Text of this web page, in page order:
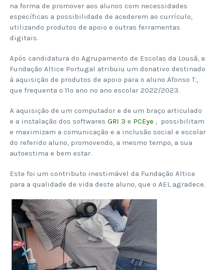
na forma de promover aos alunos com necessidades
específicas a possibilidade de acederem ao currículo,
utilizando produtos de apoio e outras ferramentas
digitais.
Após candidatura do Agrupamento de Escolas da Lousã, a
Fundação Altice Portugal atribuiu um donativo destinado
à aquisição de produtos de apoio para o aluno Afonso T.,
que frequenta o 11º ano no ano escolar 2022/2023.
A aquisição de um computador e de um braço articulado
e a instalação dos softwares GRI 3 e PCEye , possibilitam
e maximizam a comunicação e a inclusão social e escolar
do referido aluno, promovendo, a mesmo tempo, a sua
autoestima e bem estar.
Este foi um contributo inestimável da Fundação Altice
para a qualidade de vida deste aluno, que o AEL agradece.